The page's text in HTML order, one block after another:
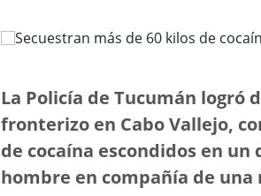
La Policía de Tucumán logró
fronterizo en Cabo Vallejo,
de cocaína escondidos en
hombre en compañía de